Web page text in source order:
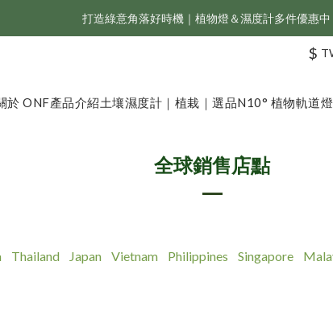
新會員享首購折 $100 優惠，立即點我註冊！！
ONF 人氣冠軍 Flat One+ 智慧水族燈，會員獨享 9 折，現省
$
於 ONF產品介紹土壤濕度計｜植栽｜選品N10° 植物軌道
全球銷售店點
Thailand Japan Vietnam Philippines Singapore